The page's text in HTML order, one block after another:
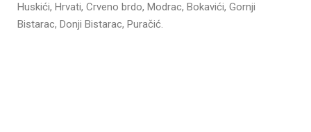
Huskići, Hrvati, Crveno brdo, Modrac, Bokavići, Gornji
Bistarac, Donji Bistarac, Puračić.